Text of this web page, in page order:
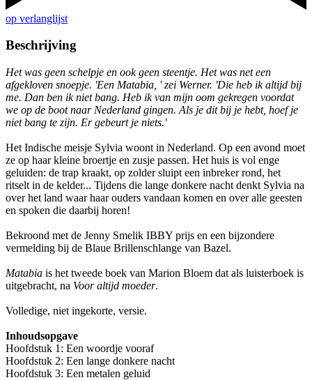
op verlanglijst
Beschrijving
Het was geen schelpje en ook geen steentje. Het was net een
afgekloven snoepje. 'Een Matabia, ' zei Werner. 'Die heb ik altijd bij
me. Dan ben ik niet bang. Heb ik van mijn oom gekregen voordat
we op de boot naar Nederland gingen. Als je dit bij je hebt, hoef je
niet bang te zijn. Er gebeurt je niets.'
Het Indische meisje Sylvia woont in Nederland. Op een avond moet
ze op haar kleine broertje en zusje passen. Het huis is vol enge
geluiden: de trap kraakt, op zolder sluipt een inbreker rond, het
ritselt in de kelder... Tijdens die lange donkere nacht denkt Sylvia na
over het land waar haar ouders vandaan komen en over alle geesten
en spoken die daarbij horen!
Bekroond met de Jenny Smelik IBBY prijs en een bijzondere
vermelding bij de Blaue Brillenschlange van Bazel.
Matabia is het tweede boek van Marion Bloem dat als luisterboek is
uitgebracht, na Voor altijd moeder.
Volledige, niet ingekorte, versie.
Inhoudsopgave
Hoofdstuk 1: Een woordje vooraf
Hoofdstuk 2: Een lange donkere nacht
Hoofdstuk 3: Een metalen geluid